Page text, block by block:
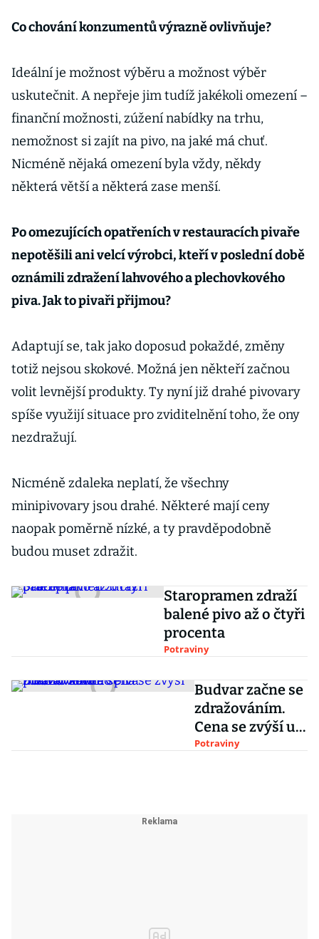
připlácí, říká
Borowiec
Co chování konzumentů výrazně ovlivňuje?
Ideální je možnost výběru a možnost výběr
uskutečnit. A nepřeje jim tudíž jakékoli omezení –
finanční možnosti, zúžení nabídky na trhu,
nemožnost si zajít na pivo, na jaké má chuť.
Nicméně nějaká omezení byla vždy, někdy
některá větší a některá zase menší.
Po omezujících opatřeních v restauracích pivaře
nepotěšili ani velcí výrobci, kteří v poslední době
oznámili zdražení lahvového a plechovkového
piva. Jak to pivaři přijmou?
Adaptují se, tak jako doposud pokaždé, změny
totiž nejsou skokové. Možná jen někteří začnou
volit levnější produkty. Ty nyní již drahé pivovary
spíše využijí situace pro zviditelnění toho, že ony
nezdražují.
Nicméně zdaleka neplatí, že všechny
minipivovary jsou drahé. Některé mají ceny
naopak poměrně nízké, a ty pravděpodobně
budou muset zdražit.
Staropramen zdraží
balené pivo až o čtyři
procenta
Potraviny
Budvar začne se
zdražováním.
Cena se zvýší u
lahvového a
Potraviny